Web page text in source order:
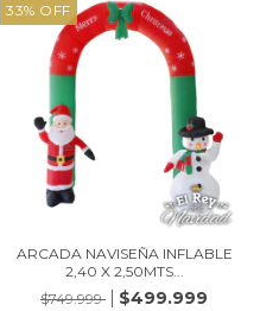
33% OFF
ARCADA NAVISEÑA INFLABLE
2,40 X 2,50MTS...
$749.999
$499.999